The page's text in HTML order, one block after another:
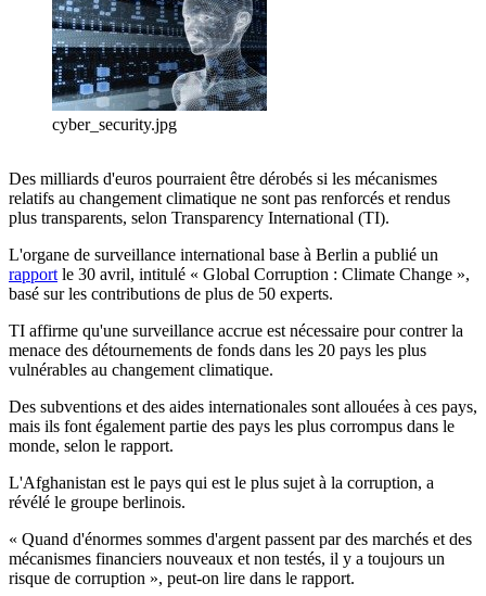
cyber_security.jpg
Des milliards d'euros pourraient être dérobés si les mécanismes
relatifs au changement climatique ne sont pas renforcés et rendus
plus transparents, selon Transparency International (TI).
L'organe de surveillance international base à Berlin a publié un
rapport le 30 avril, intitulé « Global Corruption : Climate Change »,
basé sur les contributions de plus de 50 experts.
TI affirme qu'une surveillance accrue est nécessaire pour contrer la
menace des détournements de fonds dans les 20 pays les plus
vulnérables au changement climatique.
Des subventions et des aides internationales sont allouées à ces pays,
mais ils font également partie des pays les plus corrompus dans le
monde, selon le rapport.
L'Afghanistan est le pays qui est le plus sujet à la corruption, a
révélé le groupe berlinois.
« Quand d'énormes sommes d'argent passent par des marchés et des
mécanismes financiers nouveaux et non testés, il y a toujours un
risque de corruption », peut-on lire dans le rapport.